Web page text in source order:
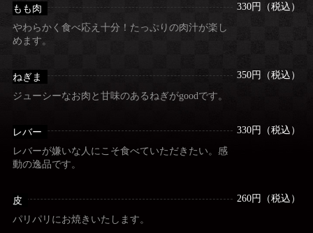
もも肉
やわらかく食べ応え十分！たっぷりの肉汁が楽し
めます。
330円（税込）
ねぎま
ジューシーなお肉と甘味のあるねぎがgoodです。
350円（税込）
レバー
レバーが嫌いな人にこそ食べていただきたい。感
動の逸品です。
330円（税込）
皮
パリパリにお焼きいたします。
260円（税込）